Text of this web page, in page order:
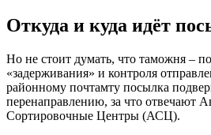
Откуда и куда идёт
Но не стоит думать, что таможня –
«задерживания» и контроля
районному почтамту посылка
перенаправлению, за что отвечают
Сортировочные Центры (АСЦ).